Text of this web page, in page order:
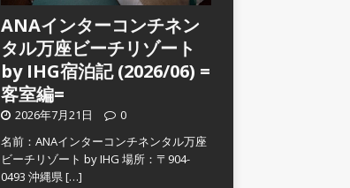
ANAインターコンチネン
タル万座ビーチリゾート
by IHG宿泊記 (2026/06) =
客室編=
2026年7月21日
0
名前：ANAインターコンチネンタル万座
ビーチリゾート by IHG 場所：〒904-
0493 沖縄県[…]